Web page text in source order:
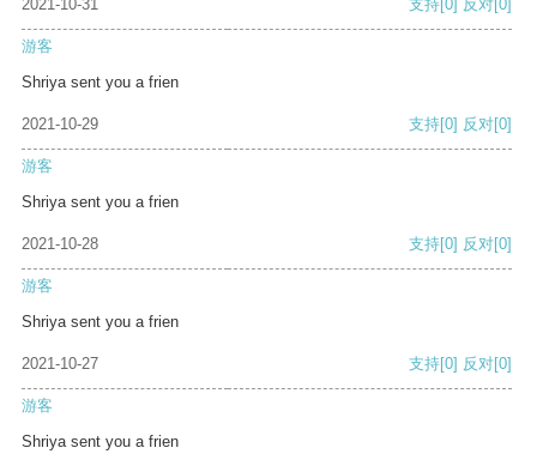
2021-10-31 支持[0] 反对[0]
游客
Shriya sent you a frien
2021-10-29 支持[0] 反对[0]
游客
Shriya sent you a frien
2021-10-28 支持[0] 反对[0]
游客
Shriya sent you a frien
2021-10-27 支持[0] 反对[0]
游客
Shriya sent you a frien